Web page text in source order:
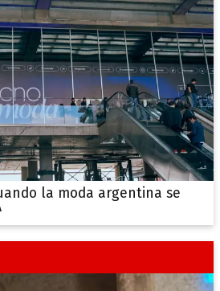
la moda argentina se